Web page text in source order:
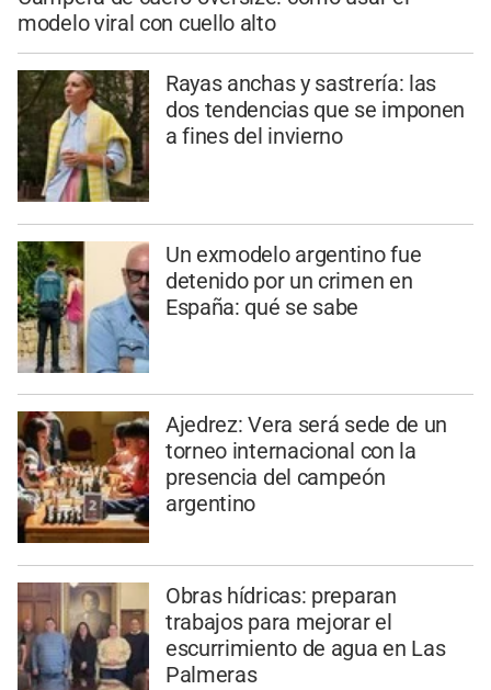
modelo viral con cuello alto
Rayas anchas y sastrería: las
dos tendencias que se imponen
a fines del invierno
Un exmodelo argentino fue
detenido por un crimen en
España: qué se sabe
Ajedrez: Vera será sede de un
torneo internacional con la
presencia del campeón
argentino
Obras hídricas: preparan
trabajos para mejorar el
escurrimiento de agua en Las
Palmeras